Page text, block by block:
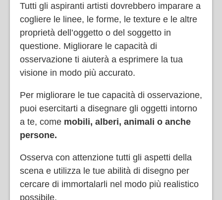
Tutti gli aspiranti artisti dovrebbero imparare a
cogliere le linee, le forme, le texture e le altre
proprietà dell’oggetto o del soggetto in
questione. Migliorare le capacità di
osservazione ti aiuterà a esprimere la tua
visione in modo più accurato.
Per migliorare le tue capacità di osservazione,
puoi esercitarti a disegnare gli oggetti intorno
a te, come mobili, alberi, animali o anche
persone.
Osserva con attenzione tutti gli aspetti della
scena e utilizza le tue abilità di disegno per
cercare di immortalarli nel modo più realistico
possibile.